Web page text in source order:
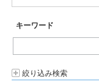
キーワード
絞り込み検索